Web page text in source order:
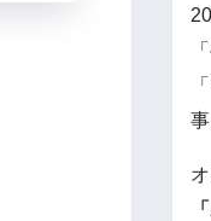
「
事